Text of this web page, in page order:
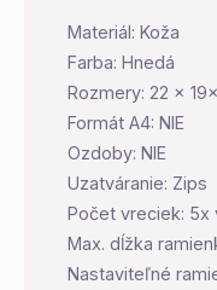
Materiál: Koža
Farba: Hnedá
Rozmery: 22 x
Formát A4: NIE
Ozdoby: NIE
Uzatváranie: Zips
Počet vreciek: 5x
Max. dĺžka
Nastaviteľné